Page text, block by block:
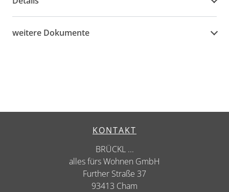
weitere Dokumente
KONTAKT
BRÜCKL ...
alles fürs Wohnen GmbH
Further Straße 37
93413 Cham